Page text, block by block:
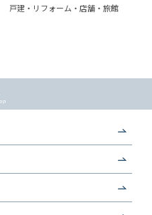
戸建・リフォーム・店舗・旅館